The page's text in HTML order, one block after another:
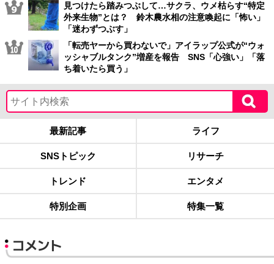
見つけたら踏みつぶして…サクラ、ウメ枯らす“特定
外来生物”とは？ 鈴木農水相の注意喚起に「怖い」
「迷わずつぶす」
「転売ヤーから買わないで」アイラップ公式が“ウォ
ッシャブルタンク”増産を報告 SNS「心強い」「落
ち着いたら買う」
最新記事 ライフ
SNSトピック リサーチ
トレンド エンタメ
特別企画 特集一覧
コメント